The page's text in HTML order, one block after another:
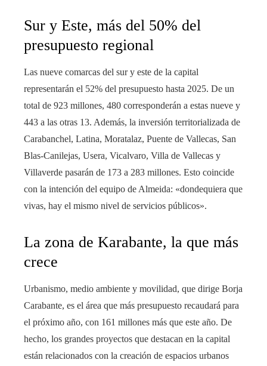
Sur y Este, más del 50% del
presupuesto regional
Las nueve comarcas del sur y este de la capital
representarán el 52% del presupuesto hasta 2025. De un
total de 923 millones, 480 corresponderán a estas nueve y
443 a las otras 13. Además, la inversión territorializada de
Carabanchel, Latina, Moratalaz, Puente de Vallecas, San
Blas-Canilejas, Usera, Vicalvaro, Villa de Vallecas y
Villaverde pasarán de 173 a 283 millones. Esto coincide
con la intención del equipo de Almeida: «dondequiera que
vivas, hay el mismo nivel de servicios públicos».
La zona de Karabante, la que más
crece
Urbanismo, medio ambiente y movilidad, que dirige Borja
Carabante, es el área que más presupuesto recaudará para
el próximo año, con 161 millones más que este año. De
hecho, los grandes proyectos que destacan en la capital
están relacionados con la creación de espacios urbanos